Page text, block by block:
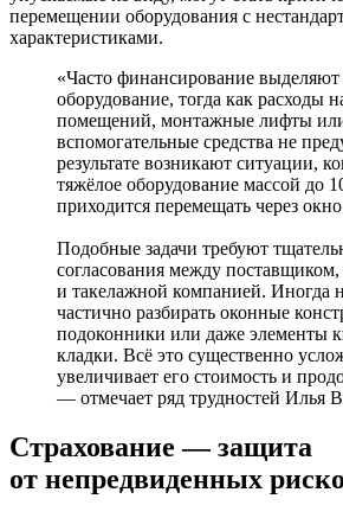
перемещении оборудования с
характеристиками.
«Часто финансирование выделяют
оборудование, тогда как расходы
помещений, монтажные лифты
вспомогательные средства не
результате возникают ситуации,
тяжёлое оборудование массой до
приходится перемещать через
Подобные задачи требуют
согласования между поставщиком,
и такелажной компанией. Иногда
частично разбирать оконные
подоконники или даже элементы
кладки. Всё это существенно
увеличивает его стоимость и
— отмечает ряд трудностей Илья
Страхование — защита
от непредвиденных